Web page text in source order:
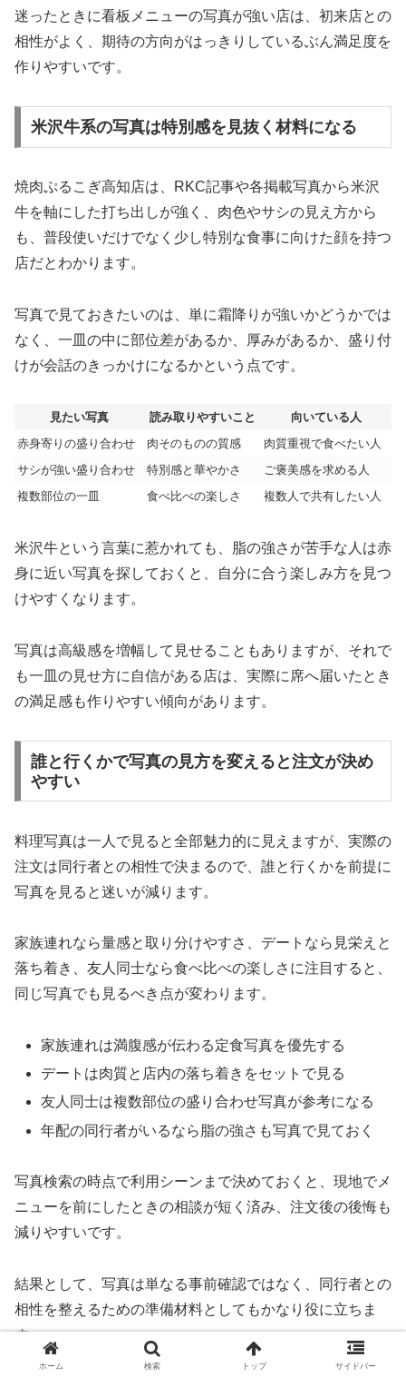
迷ったときに看板メニューの写真が強い店は、初来店との
相性がよく、期待の方向がはっきりしているぶん満足度を
作りやすいです。
米沢牛系の写真は特別感を見抜く材料になる
焼肉ぷるこぎ高知店は、RKC記事や各掲載写真から米沢
牛を軸にした打ち出しが強く、肉色やサシの見え方から
も、普段使いだけでなく少し特別な食事に向けた顔を持つ
店だとわかります。
写真で見ておきたいのは、単に霜降りが強いかどうかでは
なく、一皿の中に部位差があるか、厚みがあるか、盛り付
けが会話のきっかけになるかという点です。
見たい写真 読み取りやすいこと
向いている人
赤身寄りの盛り合わせ
肉そのものの質感
肉質重視で食べたい人
サシが強い盛り合わせ
特別感と華やかさ
ご褒美感を求める人
複数部位の一皿
食べ比べの楽しさ 複数人で共有したい人
米沢牛という言葉に惹かれても、脂の強さが苦手な人は赤
身に近い写真を探しておくと、自分に合う楽しみ方を見つ
けやすくなります。
写真は高級感を増幅して見せることもありますが、それで
も一皿の見せ方に自信がある店は、実際に席へ届いたとき
の満足感も作りやすい傾向があります。
誰と行くかで写真の見方を変えると注文が決め
やすい
料理写真は一人で見ると全部魅力的に見えますが、実際の
注文は同行者との相性で決まるので、誰と行くかを前提に
写真を見ると迷いが減ります。
家族連れなら量感と取り分けやすさ、デートなら見栄えと
落ち着き、友人同士なら食べ比べの楽しさに注目すると、
同じ写真でも見るべき点が変わります。
家族連れは満腹感が伝わる定食写真を優先する
デートは肉質と店内の落ち着きをセットで見る
友人同士は複数部位の盛り合わせ写真が参考になる
年配の同行者がいるなら脂の強さも写真で見ておく
写真検索の時点で利用シーンまで決めておくと、現地でメ
ニューを前にしたときの相談が短く済み、注文後の後悔も
減りやすいです。
結果として、写真は単なる事前確認ではなく、同行者との
相性を整えるための準備材料としてもかなり役に立ちま
す。
ホーム 検索 トップ サイドバー